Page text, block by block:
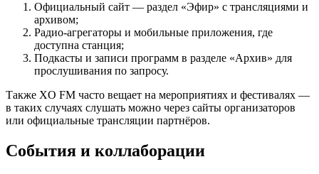
Официальный сайт — раздел «Эфир» с трансляциями и
архивом;
Радио-агрегаторы и мобильные приложения, где
доступна станция;
Подкасты и записи программ в разделе «Архив» для
прослушивания по запросу.
Также XO FM часто вещает на мероприятиях и фестивалях —
в таких случаях слушать можно через сайты организаторов
или официальные трансляции партнёров.
События и коллаборации